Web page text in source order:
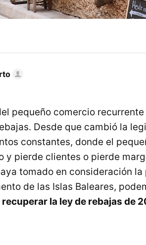
pequeño comercio
Desde que cambió la
constantes, donde el
y pierde clientes o pierde
tomado en consideración
de las Islas Baleares,
la ley de rebajas de